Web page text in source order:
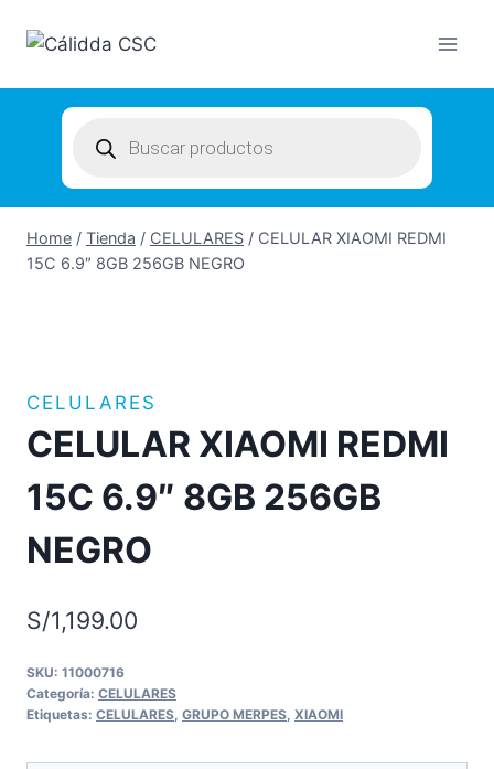
search
Home / Tienda / CELULARES / CELULAR XIAOMI REDMI
15C 6.9″ 8GB 256GB NEGRO
CELULARES
CELULAR XIAOMI REDMI
15C 6.9″ 8GB 256GB
NEGRO
S/1,199.00
SKU: 11000716
Categoría: CELULARES
Etiquetas: CELULARES GRUPO MERPES XIAOMI